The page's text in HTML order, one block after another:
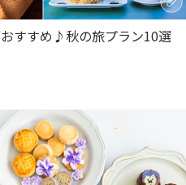
すすめ♪秋の旅プラン10選